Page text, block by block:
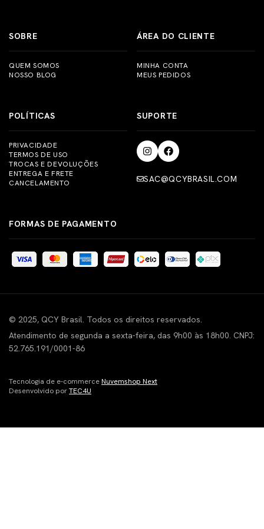
SOBRE
QUEM SOMOS
NOSSO BLOG
ÁREA DO CLIENTE
MINHA CONTA
MEUS PEDIDOS
POLÍTICAS
PRIVACIDADE
TERMOS DE USO
TROCAS E DEVOLUÇÕES
ENTREGA E FRETE
CANCELAMENTO
SUPORTE
SAC@QCYBRASIL.COM
FORMAS DE PAGAMENTO
© 2025, QCY Brasil. Todos os direitos reservados.
Atendimento de segunda a sexta-feira, das 9h00 às 18h00. CNPJ:
52.765.191/0001-86
Tecnologia de e-commerceNuvemshop Next
Desenvolvido porTEC4U